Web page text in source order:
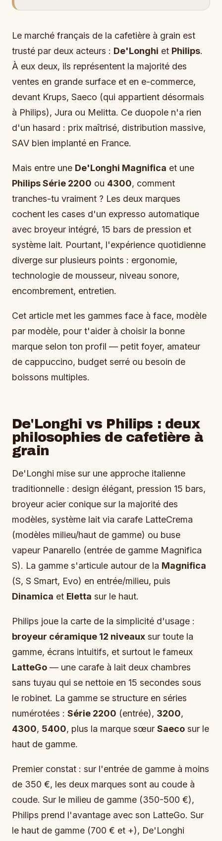
Le marché français de la cafetière à grain est
trusté par deux acteurs : De'Longhi et Philips.
À eux deux, ils représentent la majorité des
ventes en grande surface et en e-commerce,
devant Krups, Saeco (qui appartient désormais
à Philips), Jura ou Melitta. Ce duopole n'a rien
d'un hasard : prix maîtrisé, distribution massive,
SAV bien implanté en France.
Mais entre une De'Longhi Magnifica et une
Philips Série 2200 ou 4300, comment
tranches-tu vraiment ? Les deux marques
cochent les cases d'un expresso automatique
avec broyeur intégré, 15 bars de pression et
système lait. Pourtant, l'expérience quotidienne
diverge sur plusieurs points : ergonomie,
technologie de mousseur, niveau sonore,
encombrement, entretien.
Cet article met les gammes face à face, modèle
par modèle, pour t'aider à choisir la bonne
marque selon ton profil — petit foyer, amateur
de cappuccino, budget serré ou besoin de
boissons multiples.
De'Longhi vs Philips : deux
philosophies de cafetière à
grain
De'Longhi mise sur une approche italienne
traditionnelle : design élégant, pression 15 bars,
broyeur acier conique sur la majorité des
modèles, système lait via carafe LatteCrema
(modèles milieu/haut de gamme) ou buse
vapeur Panarello (entrée de gamme Magnifica
S). La gamme s'articule autour de la Magnifica
(S, S Smart, Evo) en entrée/milieu, puis
Dinamica et Eletta sur le haut.
Philips joue la carte de la simplicité d'usage :
broyeur céramique 12 niveaux sur toute la
gamme, écrans intuitifs, et surtout le fameux
LatteGo — une carafe à lait deux chambres
sans tuyau qui se nettoie en 15 secondes sous
le robinet. La gamme se structure en séries
numérotées : Série 2200 (entrée), 3200,
4300, 5400, plus la marque sœur Saeco sur le
haut de gamme.
Premier constat : sur l'entrée de gamme à moins
de 350 €, les deux marques sont au coude à
coude. Sur le milieu de gamme (350-500 €),
Philips prend l'avantage avec son LatteGo. Sur
le haut de gamme (700 € et +), De'Longhi